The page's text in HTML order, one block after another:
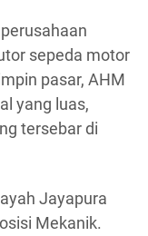
sepeda motor
pasar, AHM
yang luas,
tersebar di
Jayapura
Mekanik.